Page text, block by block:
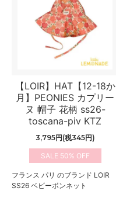
【LOIR】HAT【12-18か
月】PEONIES カプリー
ヌ 帽子 花柄 ss26-
toscana-piv KTZ
3,795円(税345円)
50%
フランス パリ のブランド LOIR
SS26 ベビーボンネット